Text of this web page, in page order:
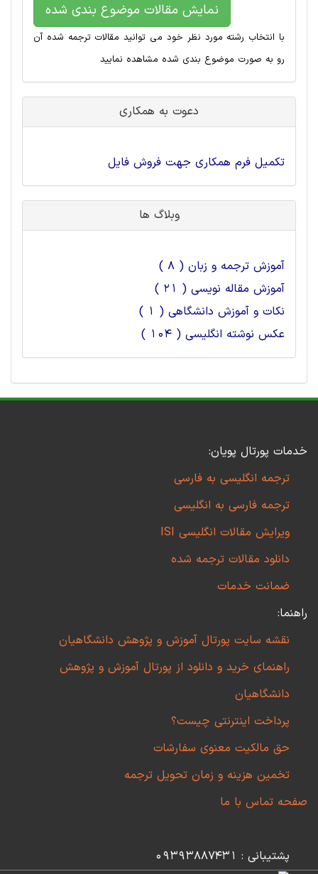
نمایش مقالات موضوع بندی شده
با انتخاب رشته مورد نظر خود می توانید مقالات ترجمه شده آن
رو به صورت موضوع بندی شده مشاهده نمایید
دعوت به همکاری
تکمیل فرم همکاری جهت فروش فایل
وبلاگ ها
آموزش ترجمه و زبان ( 8 )
آموزش مقاله نویسی ( 21 )
نکات و آموزش دانشگاهی ( 1 )
عکس نوشته انگلیسی ( 104 )
خدمات پورتال پویان:
ترجمه انگلیسی به فارسی
ترجمه فارسی به انگلیسی
ویرایش مقالات انگلیسی ISI
دانلود مقالات ترجمه شده
ضمانت خدمات
راهنما:
نقشه سایت پورتال آموزش و پژوهش دانشگاهیان
راهنمای خرید و دانلود از پورتال آموزش و پژوهش
دانشگاهیان
پرداخت اینترنتی چیست؟
حق مالکیت معنوی سفارشات
تخمین هزینه و زمان تحویل ترجمه
صفحه تماس با ما
پشتیبانی : 09393887431